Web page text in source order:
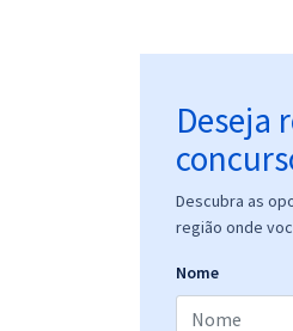
Deseja
Descubra as
região onde
Nome